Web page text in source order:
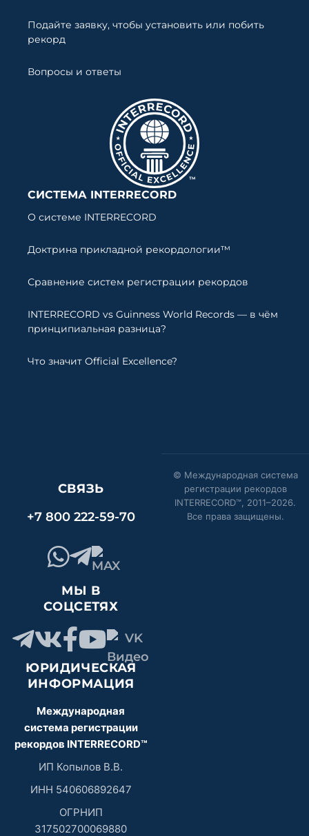
Подайте заявку, чтобы установить или побить
рекорд
Вопросы и ответы
СИСТЕМА INTERRECORD
О системе INTERRECORD
Доктрина прикладной рекордологии™
Сравнение систем регистрации рекордов
INTERRECORD vs Guinness World Records — в чём
принципиальная разница?
Что значит Official Excellence?
СВЯЗЬ
+7 800 222-59-70
МЫ В
СОЦСЕТЯХ
ЮРИДИЧЕСКАЯ
ИНФОРМАЦИЯ
Международная
система регистрации
рекордов INTERRECORD™
ИП Копылов В.В.
ИНН 540606892647
ОГРНИП
317502700069880
© Международная система
регистрации рекордов
INTERRECORD™, 2011–2026.
Все права защищены.